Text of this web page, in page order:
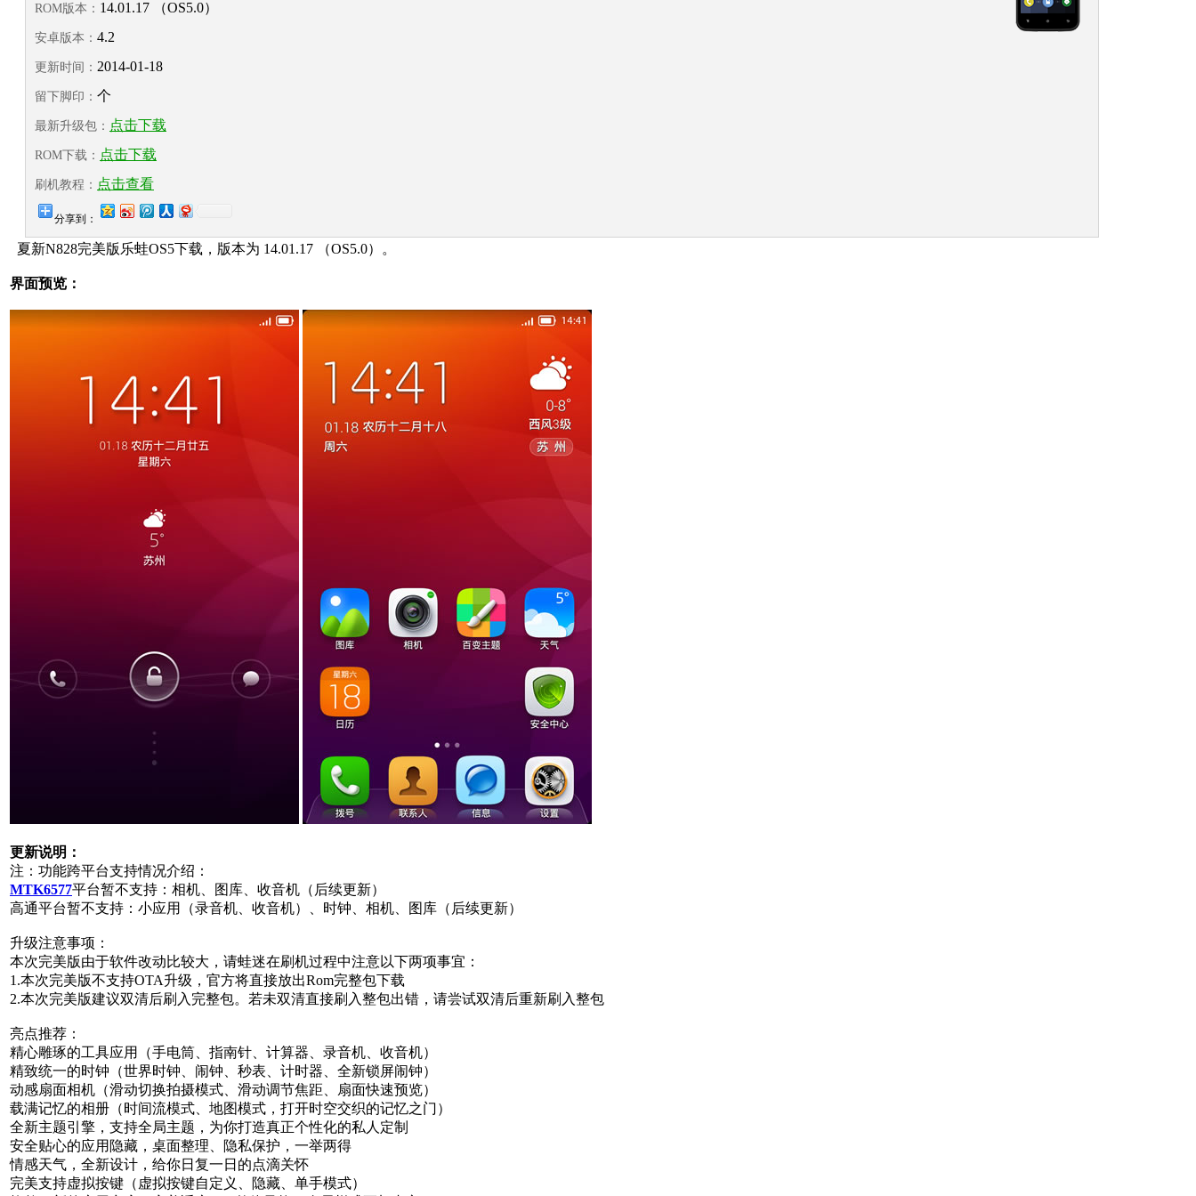
ROM版本： 14.01.17 （OS5.0）
安卓版本： 4.2
更新时间： 2014-01-18
留下脚印： 个
最新升级包： 点击下载
ROM下载： 点击下载
刷机教程： 点击查看
分享到：
夏新N828完美版乐蛙OS5下载，版本为 14.01.17 （OS5.0）。
界面预览：
更新说明：
注：功能跨平台支持情况介绍：
MTK6577平台暂不支持：相机、图库、收音机（后续更新）
高通平台暂不支持：小应用（录音机、收音机）、时钟、相机、图库（后续更新）
升级注意事项：
本次完美版由于软件改动比较大，请蛙迷在刷机过程中注意以下两项事宜：
1.本次完美版不支持OTA升级，官方将直接放出Rom完整包下载
2.本次完美版建议双清后刷入完整包。若未双清直接刷入整包出错，请尝试双清后重新刷入整包
亮点推荐：
精心雕琢的工具应用（手电筒、指南针、计算器、录音机、收音机）
精致统一的时钟（世界时钟、闹钟、秒表、计时器、全新锁屏闹钟）
动感扇面相机（滑动切换拍摄模式、滑动调节焦距、扇面快速预览）
载满记忆的相册（时间流模式、地图模式，打开时空交织的记忆之门）
全新主题引擎，支持全局主题，为你打造真正个性化的私人定制
安全贴心的应用隐藏，桌面整理、隐私保护，一举两得
情感天气，全新设计，给你日复一日的点滴关怀
完美支持虚拟按键（虚拟按键自定义、隐藏、单手模式）